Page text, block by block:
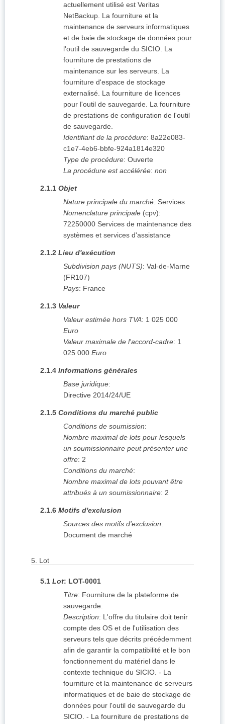
actuellement utilisé est Veritas
NetBackup. La fourniture et la
maintenance de serveurs informatiques
et de baie de stockage de données pour
l'outil de sauvegarde du SICIO. La
fourniture de prestations de
maintenance sur les serveurs. La
fourniture d'espace de stockage
externalisé. La fourniture de licences
pour l'outil de sauvegarde. La fourniture
de prestations de configuration de l'outil
de sauvegarde.
Identifiant de la procédure: 8a22e083-
c1e7-4eb6-bbfe-924a1814e320
Type de procédure: Ouverte
La procédure est accélérée: non
2.1.1 Objet
Nature principale du marché: Services
Nomenclature principale (cpv):
72250000 Services de maintenance des
systèmes et services d'assistance
2.1.2 Lieu d'exécution
Subdivision pays (NUTS): Val-de-Marne
(FR107)
Pays: France
2.1.3 Valeur
Valeur estimée hors TVA: 1 025 000
Euro
Valeur maximale de l'accord-cadre: 1
025 000 Euro
2.1.4 Informations générales
Base juridique:
Directive 2014/24/UE
2.1.5 Conditions du marché public
Conditions de soumission:
Nombre maximal de lots pour lesquels
un soumissionnaire peut présenter une
offre: 2
Conditions du marché:
Nombre maximal de lots pouvant être
attribués à un soumissionnaire: 2
2.1.6 Motifs d'exclusion
Sources des motifs d'exclusion:
Document de marché
5. Lot
5.1 Lot: LOT-0001
Titre: Fourniture de la plateforme de
sauvegarde.
Description: L'offre du titulaire doit tenir
compte des OS et de l'utilisation des
serveurs tels que décrits précédemment
afin de garantir la compatibilité et le bon
fonctionnement du matériel dans le
contexte technique du SICIO. - La
fourniture et la maintenance de serveurs
informatiques et de baie de stockage de
données pour l'outil de sauvegarde du
SICIO. - La fourniture de prestations de